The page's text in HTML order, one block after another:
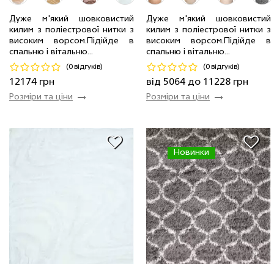
Дуже м'який шовковистий
килим з поліестрової нитки з
високим ворсом.Пiдiйде в
спальню і вітальню...
(0 відгуків)
12174 грн
Розміри та ціни
2.0 x 2.9 м 10 шт 12174 грн
Код 8556
Дуже м'який шовковистий
килим з поліестрової нитки з
високим ворсом.Пiдiйде в
спальню і вітальню...
(0 відгуків)
від 5064 до 11228 грн
Розміри та ціни
2.0 x 2.9 м 7981 грн
2.4 x 3.4 м 8 шт
11228 грн
1.6 x 2.3 м
8 шт 5064 грн
Код 17169
Купити
Новинки